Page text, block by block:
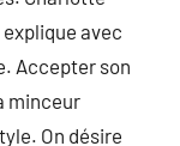
avec
Accepter son
minceur
On désire